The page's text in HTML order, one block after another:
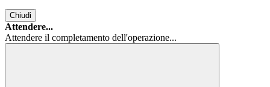
Chiudi
Attendere...
Attendere il completamento dell'operazione...